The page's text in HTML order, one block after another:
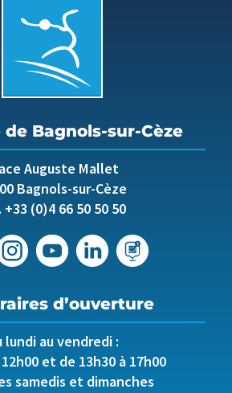
de Bagnols-sur-Cèze
Auguste Mallet
Bagnols-sur-Cèze
+33 (0)4 66 50 50 50
d’ouverture
lundi au vendredi :
et de 13h30 à 17h00
samedis et dimanches